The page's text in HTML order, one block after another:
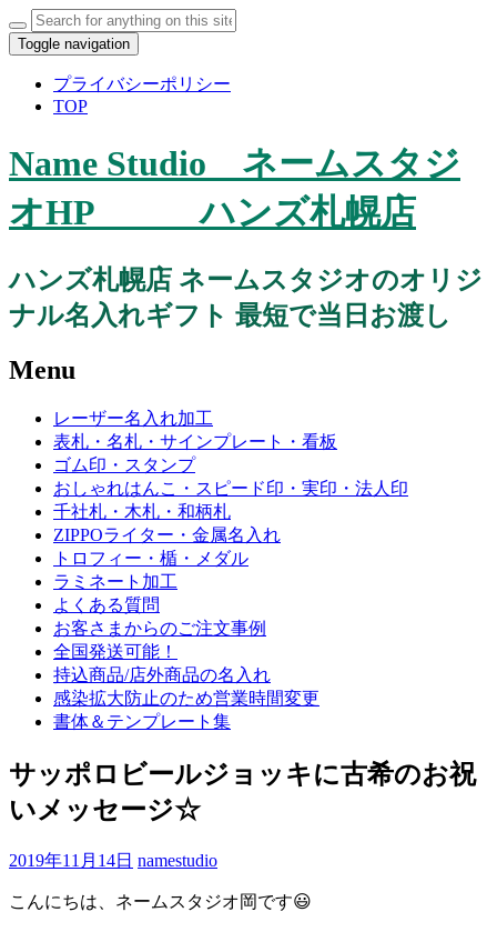
Search
for:
Toggle navigation
プライバシーポリシー
TOP
Name Studio ネームスタジ
オHP ハンズ札幌店
ハンズ札幌店 ネームスタジオのオリジ
ナル名入れギフト 最短で当日お渡し
Menu
Skip
content
レーザー名入れ加工
表札・名札・サインプレート・看板
ゴム印・スタンプ
おしゃれはんこ・スピード印・実印・法人印
千社札・木札・和柄札
ZIPPOライター・金属名入れ
トロフィー・楯・メダル
ラミネート加工
よくある質問
お客さまからのご注文事例
全国発送可能！
持込商品/店外商品の名入れ
感染拡大防止のため営業時間変更
書体＆テンプレート集
サッポロビールジョッキに古希のお祝
いメッセージ☆
2019年11月14日 namestudio
こんにちは、ネームスタジオ岡です😃